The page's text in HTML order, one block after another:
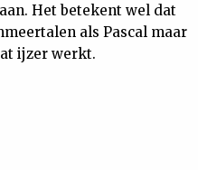
Het betekent wel dat
als Pascal maar
ijzer werkt.